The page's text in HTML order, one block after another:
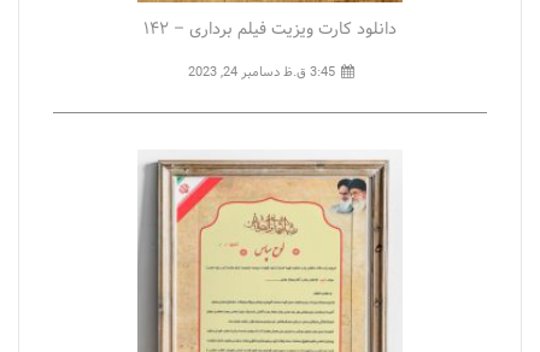
دانلود کارت ویزیت فیلم برداری – ۱۴۲
3:45 ق.ظ دسامبر 24, 2023